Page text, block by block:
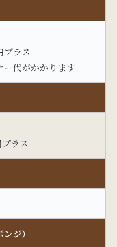
プラス
ー代がかかります
ラス
ジ）